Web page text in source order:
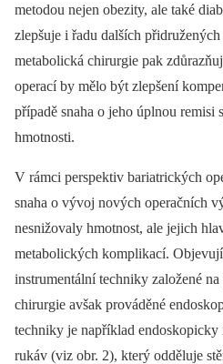
metodou nejen obezity, ale také
zlepšuje i řadu dalších
metabolická chirurgie pak
operací by mělo být zlepšení
případě snaha o jeho úplnou remisi
hmotnosti.
V rámci perspektiv bariatrických
snaha o vývoj nových operačních
nesnižovaly hmotnost, ale jejich
metabolických komplikací.
instrumentální techniky založené
chirurgie avšak prováděné
techniky je například
rukáv (viz obr. 2), který odděluje